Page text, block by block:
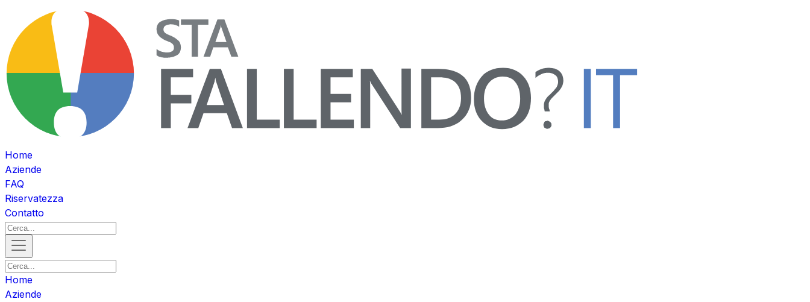
Home
Aziende
FAQ
Riservatezza
Contatto
Home
Aziende